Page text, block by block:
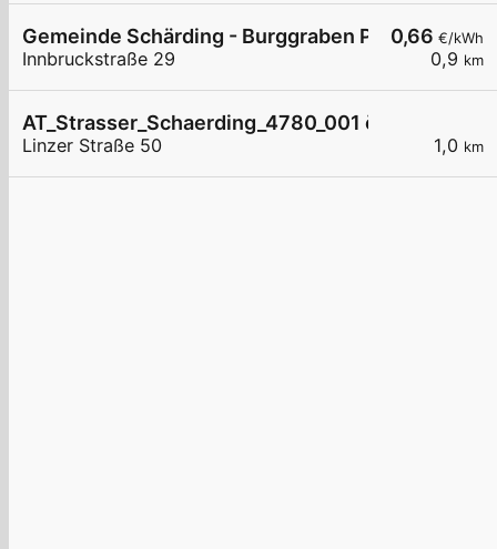
0,66 €/kWh
0,9 km
Gemeinde Schärding - Burggraben Parkplatz
Innbruckstraße 29
1,0 km
AT_Strasser_Schaerding_4780_001 öffentlich
Linzer Straße 50